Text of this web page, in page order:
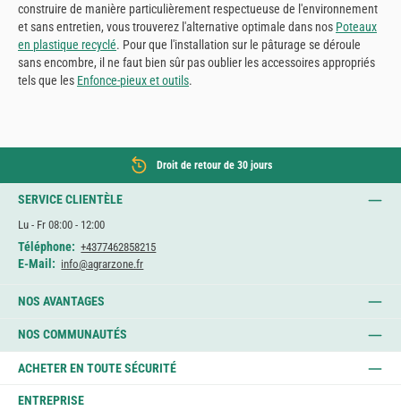
construire de manière particulièrement respectueuse de l'environnement
et sans entretien, vous trouverez l'alternative optimale dans nos Poteaux
en plastique recyclé. Pour que l'installation sur le pâturage se déroule
sans encombre, il ne faut bien sûr pas oublier les accessoires appropriés
tels que les Enfonce-pieux et outils.
Droit de retour de 30 jours
SERVICE CLIENTÈLE
Lu - Fr 08:00 - 12:00
Téléphone: +4377462858215
E-Mail: info@agrarzone.fr
NOS AVANTAGES
NOS COMMUNAUTÉS
ACHETER EN TOUTE SÉCURITÉ
ENTREPRISE